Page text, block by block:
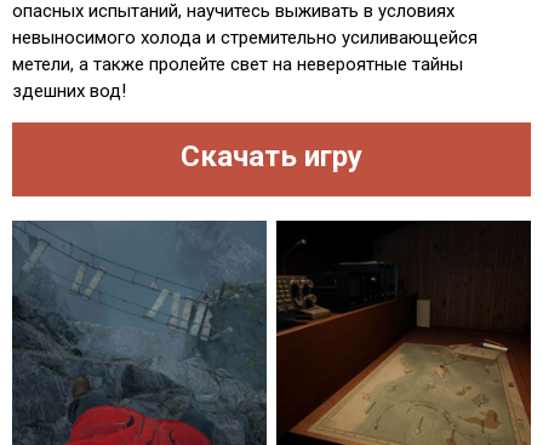
опасных испытаний, научитесь выживать в условиях
невыносимого холода и стремительно усиливающейся
метели, а также пролейте свет на невероятные тайны
здешних вод!
Скачать игру